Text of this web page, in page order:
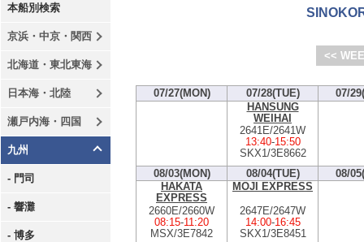
本船別検索
京浜・中京・関西
北海道・東北東海
日本海・北陸
瀬戸内海・四国
九州
- 門司
- 響灘
- 博多
<<
07/27(MON) 07/28(TUE)
07/
HANSUNG
WEIHAI
2641E/2641W
13:40-15:50
SKX1/3E8662
08/03(MON)
08/04(TUE)
08/
HAKATA
EXPRESS
2660E/2660W
08:15-11:20
MSX/3E7842
MOJI EXPRESS
2647E/2647W
14:00-16:45
SKX1/3E8451